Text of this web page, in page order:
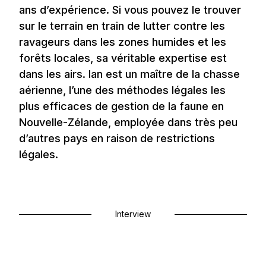
ans d’expérience. Si vous pouvez le trouver
sur le terrain en train de lutter contre les
ravageurs dans les zones humides et les
forêts locales, sa véritable expertise est
dans les airs. Ian est un maître de la chasse
aérienne, l’une des méthodes légales les
plus efficaces de gestion de la faune en
Nouvelle-Zélande, employée dans très peu
d’autres pays en raison de restrictions
légales.
Interview